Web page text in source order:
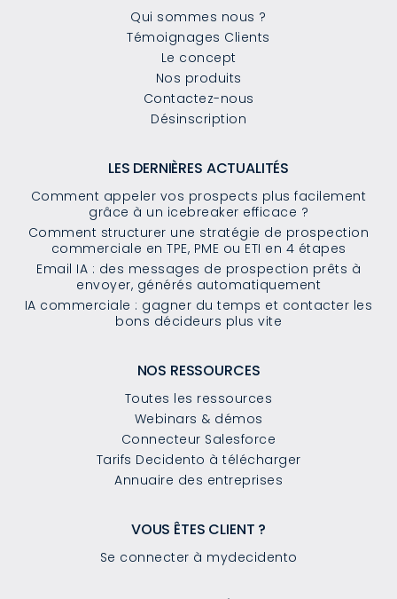
Qui sommes nous ?
Témoignages Clients
Le concept
Nos produits
Contactez-nous
Désinscription
LES DERNIÈRES ACTUALITÉS
Comment appeler vos prospects plus facilement
grâce à un icebreaker efficace ?
Comment structurer une stratégie de prospection
commerciale en TPE, PME ou ETI en 4 étapes
Email IA : des messages de prospection prêts à
envoyer, générés automatiquement
IA commerciale : gagner du temps et contacter les
bons décideurs plus vite
NOS RESSOURCES
Toutes les ressources
Webinars & démos
Connecteur Salesforce
Tarifs Decidento à télécharger
Annuaire des entreprises
VOUS ÊTES CLIENT ?
Se connecter à mydecidento